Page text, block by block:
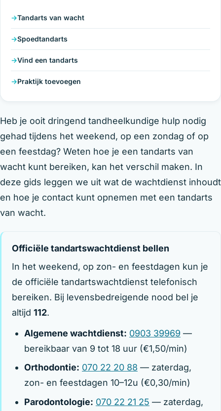
Tandarts van wacht
Spoedtandarts
Vind een tandarts
Praktijk toevoegen
Heb je ooit dringend tandheelkundige hulp nodig
gehad tijdens het weekend, op een zondag of op
een feestdag? Weten hoe je een tandarts van
wacht kunt bereiken, kan het verschil maken. In
deze gids leggen we uit wat de wachtdienst inhoudt
en hoe je contact kunt opnemen met een tandarts
van wacht.
Officiële tandartswachtdienst bellen
In het weekend, op zon- en feestdagen kun je
de officiële tandartswachtdienst telefonisch
bereiken. Bij levensbedreigende nood bel je
altijd 112.
Algemene wachtdienst: 0903 39969 —
bereikbaar van 9 tot 18 uur (€1,50/min)
Orthodontie: 070 22 20 88 — zaterdag,
zon- en feestdagen 10–12u (€0,30/min)
Parodontologie: 070 22 21 25 — zaterdag,